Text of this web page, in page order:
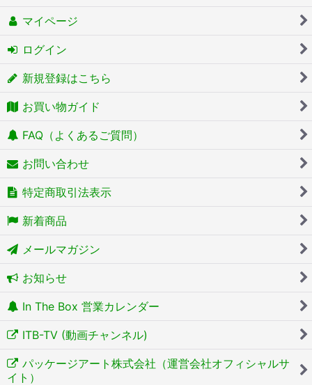
マイページ
ログイン
新規登録はこちら
お買い物ガイド
FAQ（よくあるご質問）
お問い合わせ
特定商取引法表示
新着商品
メールマガジン
お知らせ
In The Box 営業カレンダー
ITB-TV (動画チャンネル)
パッケージアート株式会社（運営会社オフィシャルサ
イト）